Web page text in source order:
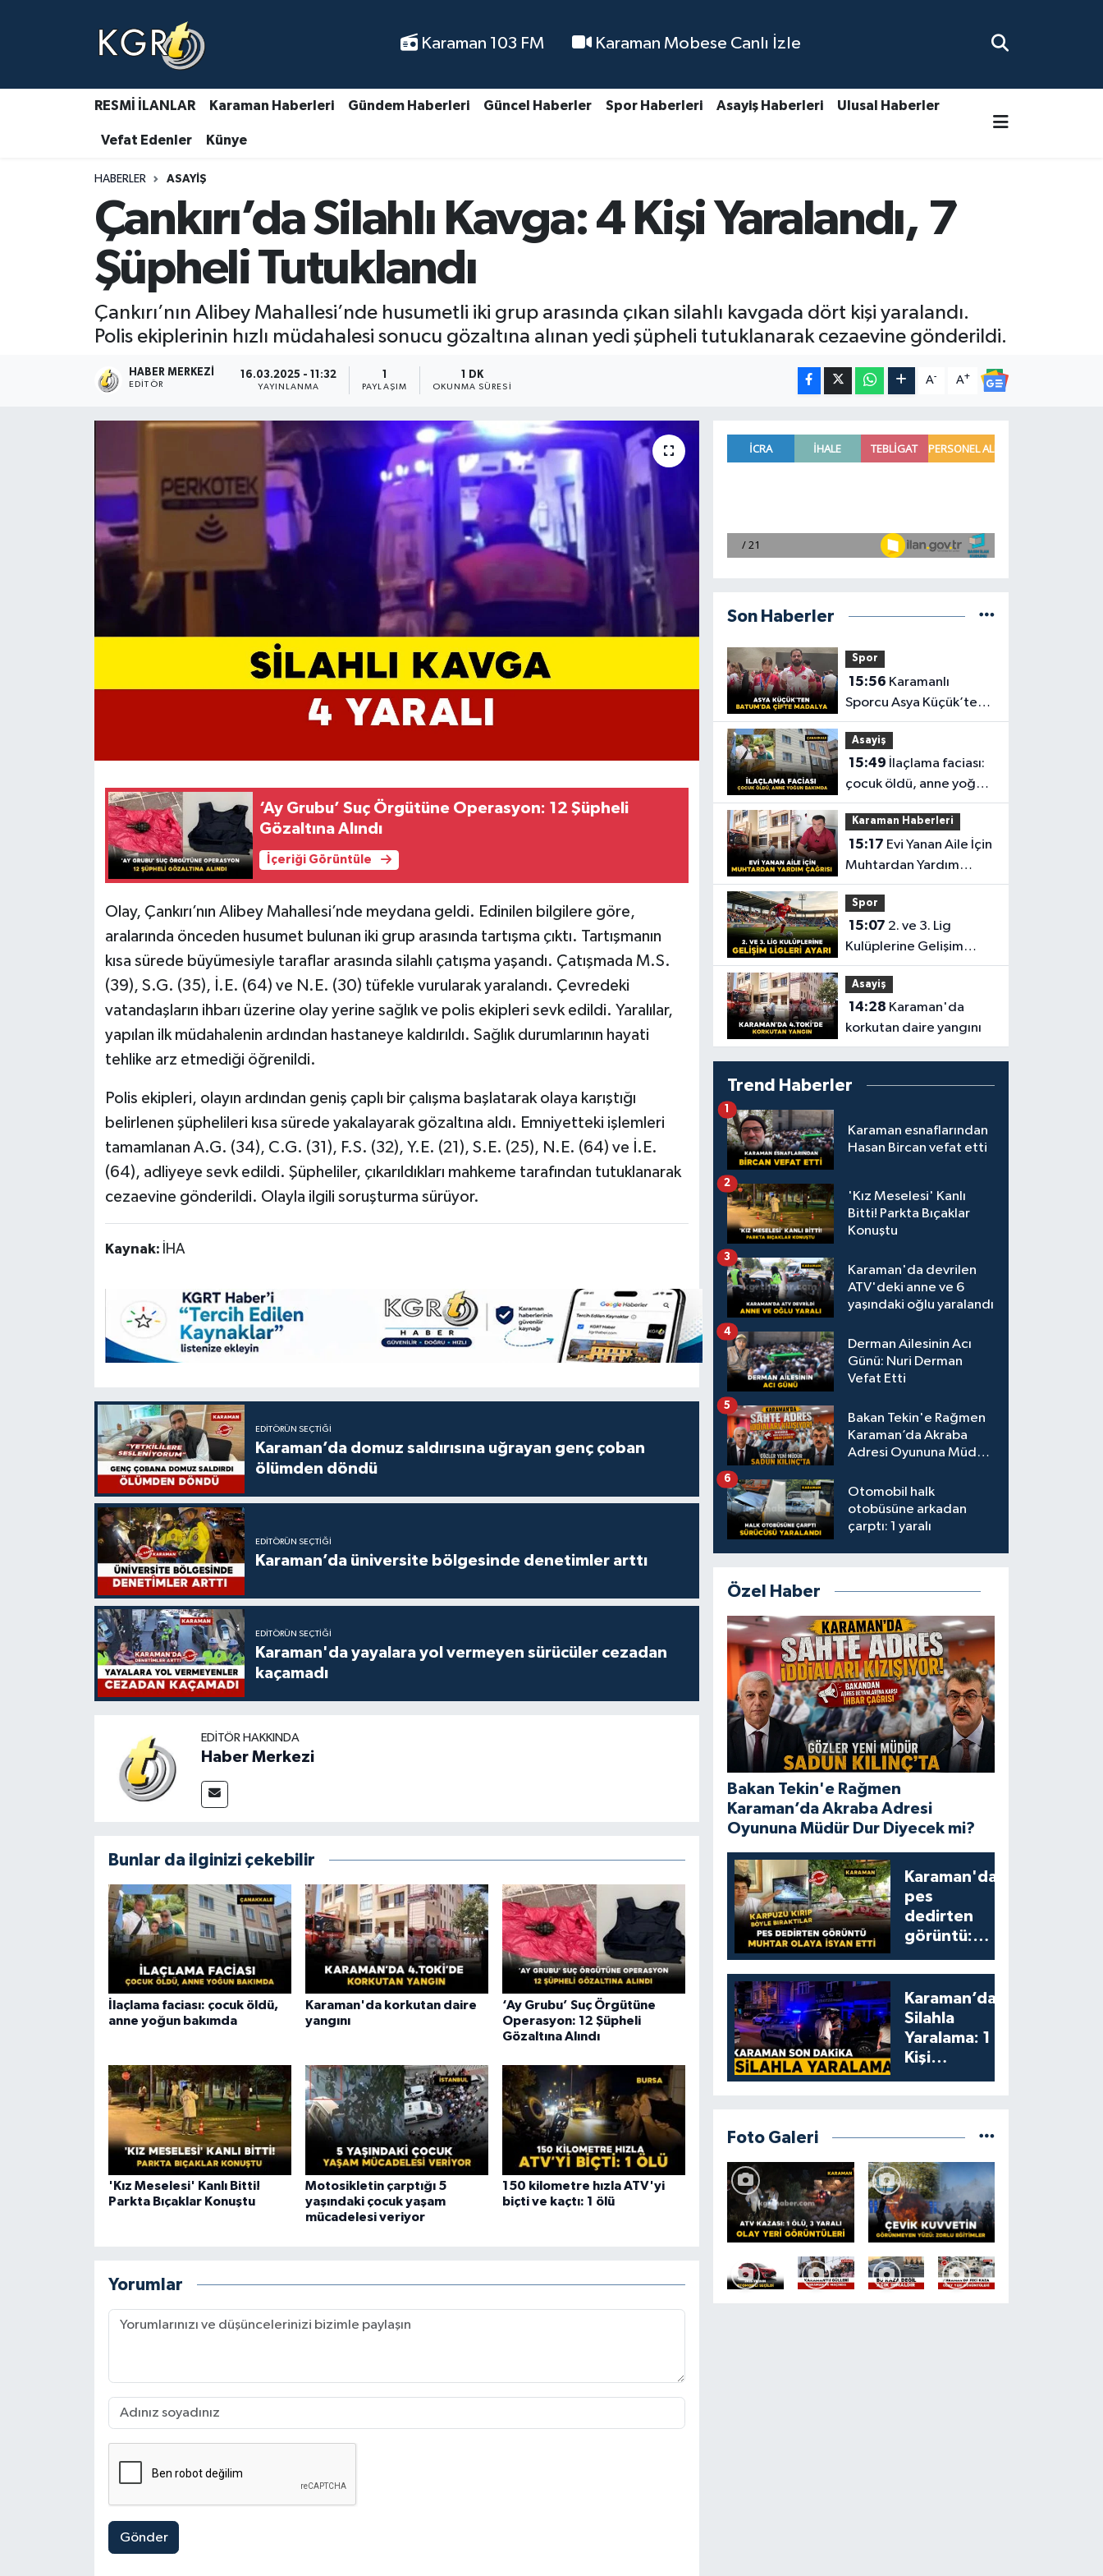
Karaman 103 FM Karaman Mobese Canlı İzle
RESMİ İLANLAR Karaman Haberleri Gündem Haberleri Güncel Haberler Spor Haberleri Asayiş Haberleri Ulusal Haberler
Vefat Edenler Künye
HABERLER ASAYIŞ
Çankırı’da Silahlı Kavga: 4 Kişi Yaralandı, 7
Şüpheli Tutuklandı
Çankırı’nın Alibey Mahallesi’nde husumetli iki grup arasında çıkan silahlı kavgada dört kişi yaralandı.
Polis ekiplerinin hızlı müdahalesi sonucu gözaltına alınan yedi şüpheli tutuklanarak cezaevine gönderildi.
HABER MERKEZI
EDITÖR
16.03.2025 - 11:32
YAYINLANMA
1
PAYLAŞIM
1 DK
OKUNMA SÜRESI
A- A+
‘Ay Grubu’ Suç Örgütüne Operasyon: 12 Şüpheli
Gözaltına Alındı
İçeriği Görüntüle
Olay, Çankırı’nın Alibey Mahallesi’nde meydana geldi. Edinilen bilgilere göre,
aralarında önceden husumet bulunan iki grup arasında tartışma çıktı. Tartışmanın
kısa sürede büyümesiyle taraflar arasında silahlı çatışma yaşandı. Çatışmada M.S.
(39), S.G. (35), İ.E. (64) ve N.E. (30) tüfekle vurularak yaralandı. Çevredeki
vatandaşların ihbarı üzerine olay yerine sağlık ve polis ekipleri sevk edildi. Yaralılar,
yapılan ilk müdahalenin ardından hastaneye kaldırıldı. Sağlık durumlarının hayati
tehlike arz etmediği öğrenildi.
Polis ekipleri, olayın ardından geniş çaplı bir çalışma başlatarak olaya karıştığı
belirlenen şüphelileri kısa sürede yakalayarak gözaltına aldı. Emniyetteki işlemleri
tamamlanan A.G. (34), C.G. (31), F.S. (32), Y.E. (21), S.E. (25), N.E. (64) ve İ.E.
(64), adliyeye sevk edildi. Şüpheliler, çıkarıldıkları mahkeme tarafından tutuklanarak
cezaevine gönderildi. Olayla ilgili soruşturma sürüyor.
Kaynak: İHA
EDITÖRÜN SEÇTIĞI
Karaman’da domuz saldırısına uğrayan genç çoban
ölümden döndü
EDITÖRÜN SEÇTIĞI
Karaman’da üniversite bölgesinde denetimler arttı
EDITÖRÜN SEÇTIĞI
Karaman'da yayalara yol vermeyen sürücüler cezadan
kaçamadı
EDITÖR HAKKINDA
Haber Merkezi
Bunlar da ilginizi çekebilir
İlaçlama faciası: çocuk öldü,
anne yoğun bakımda
Karaman'da korkutan daire
yangını
‘Ay Grubu’ Suç Örgütüne
Operasyon: 12 Şüpheli
Gözaltına Alındı
'Kız Meselesi' Kanlı Bitti!
Parkta Bıçaklar Konuştu
Motosikletin çarptığı 5
yaşındaki çocuk yaşam
mücadelesi veriyor
150 kilometre hızla ATV'yi
biçti ve kaçtı: 1 ölü
Yorumlar
Gönder
Son Haberler
Spor
15:56
Sporcu Asya Küçük’ten
Batum’da Çifte Madalya
Asayiş
15:49
çocuk öldü, anne yoğun
bakımda
Karaman Haberleri
15:17
Muhtardan Yardım
Çağrısı
Spor
15:07
Kulüplerine Gelişim
Ligleri Ayarı
Asayiş
14:28
korkutan daire yangını
Trend Haberler
Karaman esnaflarından
Hasan Bircan vefat etti
1
'Kız Meselesi' Kanlı
Bitti! Parkta Bıçaklar
Konuştu
2
Karaman'da devrilen
ATV'deki anne ve 6
yaşındaki oğlu yaralandı
3
Derman Ailesinin Acı
Günü: Nuri Derman
Vefat Etti
4
Bakan Tekin'e Rağmen
Karaman’da Akraba
Adresi Oyununa Müdür
5
Otomobil halk
otobüsüne arkadan
çarptı: 1 yaralı
6
Özel Haber
Bakan Tekin'e Rağmen
Karaman’da Akraba Adresi
Oyununa Müdür Dur Diyecek mi?
Karaman'da
pes
dedirten
görüntü:
yumruklayıp
yediler,
artıklarını
kamelyada
bıraktılar
Karaman’da
Silahla
Yaralama: 1
Kişi
Foto Galeri
Karaman Haberleri
Gündem Haberleri
Güncel Haberler
Asayiş Haberleri
Ulusal Haberler
Vefat Edenler